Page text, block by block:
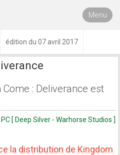
Menu
édition du 07 avril 2017
: Deliverance est
[ Deep Silver - Warhorse Studios ]
la distribution de Kingdom